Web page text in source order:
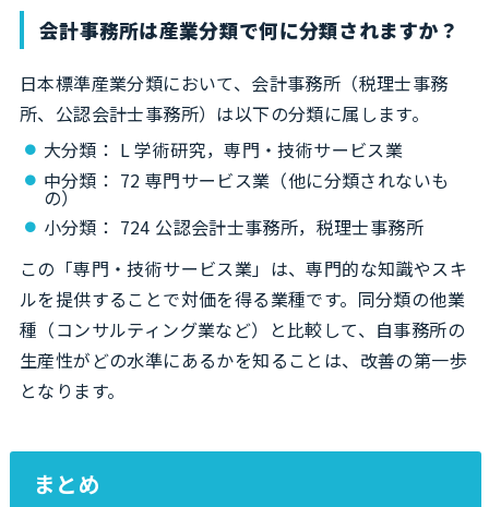
会計事務所は産業分類で何に分類されますか？
日本標準産業分類において、会計事務所（税理士事務
所、公認会計士事務所）は以下の分類に属します。
大分類： L 学術研究，専門・技術サービス業
中分類： 72 専門サービス業（他に分類されないも
の）
小分類： 724 公認会計士事務所，税理士事務所
この「専門・技術サービス業」は、専門的な知識やスキ
ルを提供することで対価を得る業種です。同分類の他業
種（コンサルティング業など）と比較して、自事務所の
生産性がどの水準にあるかを知ることは、改善の第一歩
となります。
まとめ